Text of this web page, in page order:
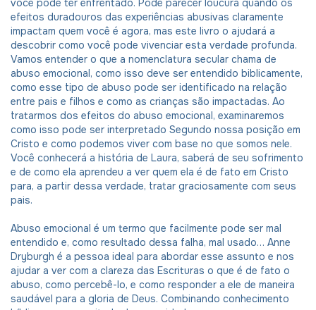
efeitos duradouros das experiências abusivas claramente
impactam quem você é agora, mas este livro o ajudará a
descobrir como você pode vivenciar esta verdade profunda.
Vamos entender o que a nomenclatura secular chama de
abuso emocional, como isso deve ser entendido biblicamente,
como esse tipo de abuso pode ser identificado na relação
entre pais e filhos e como as crianças são impactadas. Ao
tratarmos dos efeitos do abuso emocional, examinaremos
como isso pode ser interpretado Segundo nossa posição em
Cristo e como podemos viver com base no que somos nele.
Você conhecerá a história de Laura, saberá de seu sofrimento
e de como ela aprendeu a ver quem ela é de fato em Cristo
para, a partir dessa verdade, tratar graciosamente com seus
pais.
Abuso emocional é um termo que facilmente pode ser mal
entendido e, como resultado dessa falha, mal usado… Anne
Dryburgh é a pessoa ideal para abordar esse assunto e nos
ajudar a ver com a clareza das Escrituras o que é de fato o
abuso, como percebê-lo, e como responder a ele de maneira
saudável para a gloria de Deus. Combinando conhecimento